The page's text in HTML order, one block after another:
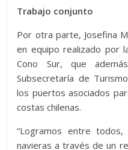
Trabajo conjunto
Por otra parte, Josefina
en equipo realizado por
Cono Sur, que
Subsecretaría de
los puertos asociados
costas chilenas.
“Logramos entre todos,
navieras a través de un